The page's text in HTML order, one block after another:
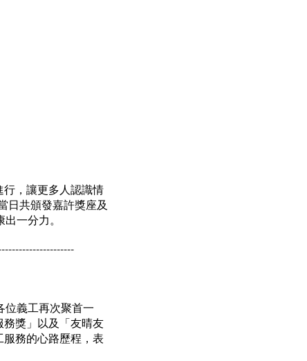
，讓更多人認識情
日共頒發嘉許獎座及
一分力。
位義工再次聚首一
獎」以及「友晴友
務的心路歷程，表